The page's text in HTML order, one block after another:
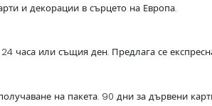
и декорации в сърцето на Европа.
часа или същия ден. Предлага се
на пакета. 90 дни за дървени